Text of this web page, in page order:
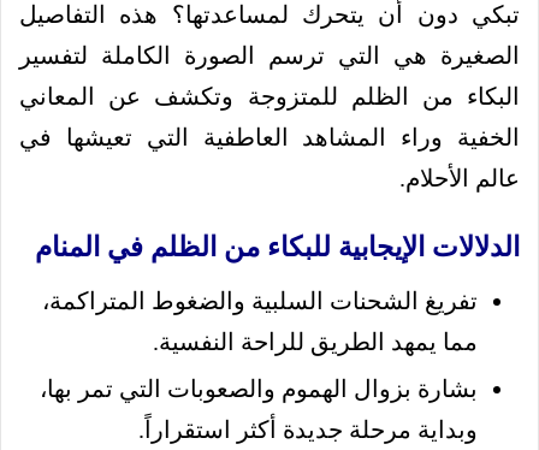
تبكي دون أن يتحرك لمساعدتها؟ هذه التفاصيل
الصغيرة هي التي ترسم الصورة الكاملة لتفسير
البكاء من الظلم للمتزوجة وتكشف عن المعاني
الخفية وراء المشاهد العاطفية التي تعيشها في
عالم الأحلام.
الدلالات الإيجابية للبكاء من الظلم في المنام
تفريغ الشحنات السلبية والضغوط المتراكمة،
مما يمهد الطريق للراحة النفسية.
بشارة بزوال الهموم والصعوبات التي تمر بها،
وبداية مرحلة جديدة أكثر استقراراً.